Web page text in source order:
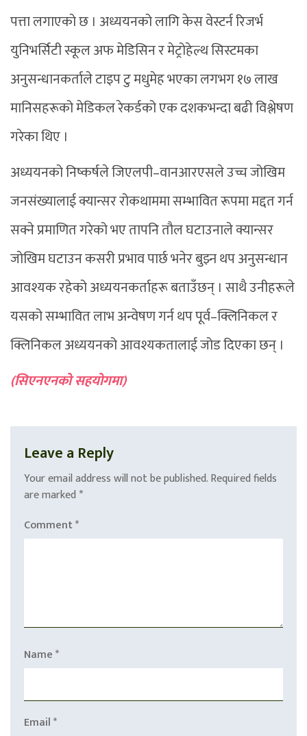
पत्ता लगाएको छ । अध्ययनको लागि केस वेस्टर्न रिजर्भ
युनिभर्सिटी स्कूल अफ मेडिसिन र मेट्रोहेल्थ सिस्टमका
अनुसन्धानकर्ताले टाइप टु मधुमेह भएका लगभग १७ लाख
मानिसहरूको मेडिकल रेकर्डको एक दशकभन्दा बढी विश्लेषण
गरेका थिए ।
अध्ययनको निष्कर्षले जिएलपी–वानआरएसले उच्च जोखिम
जनसंख्यालाई क्यान्सर रोकथाममा सम्भावित रूपमा मद्दत गर्न
सक्ने प्रमाणित गरेको भए तापनि तौल घटाउनाले क्यान्सर
जोखिम घटाउन कसरी प्रभाव पार्छ भनेर बुझ्न थप अनुसन्धान
आवश्यक रहेको अध्ययनकर्ताहरू बताउँछन् । साथै उनीहरूले
यसको सम्भावित लाभ अन्वेषण गर्न थप पूर्व–क्लिनिकल र
क्लिनिकल अध्ययनको आवश्यकतालाई जोड दिएका छन् ।
(सिएनएनको सहयोगमा)
Leave a Reply
Your email address will not be published.Required fields
are marked *
Comment*
Name*
Email*